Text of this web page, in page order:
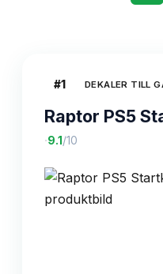
#1 DEKALER TILL
Raptor PS5
·9.1 /10